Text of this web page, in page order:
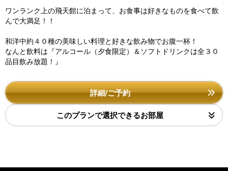
ワンランク上の飛天館に泊まって、お食事は好きなものを食べて飲
んで大満足！！
和洋中約４０種の美味しい料理と好きな飲み物でお腹一杯！
なんと飲料は『アルコール（夕食限定）＆ソフトドリンクは全３０
品目飲み放題！』
詳細/ご予約
このプランで選択できるお部屋